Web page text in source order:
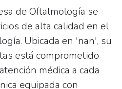
de Oftalmología se
de alta calidad en el
Ubicada en 'nan', su
está comprometido
médica a cada
equipada con